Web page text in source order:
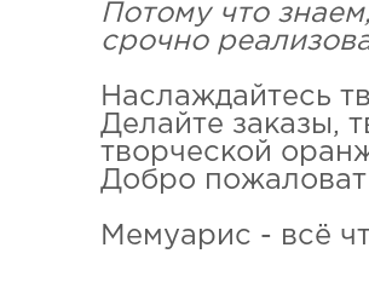
Потому что
срочно
Наслаждайтесь
Делайте заказы,
творческой
Добро
Мемуарис - всё